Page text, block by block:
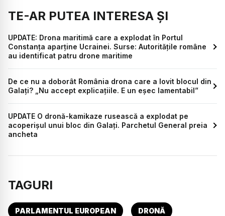
TE-AR PUTEA INTERESA ȘI
UPDATE: Drona maritimă care a explodat în Portul
Constanța aparține Ucrainei. Surse: Autoritățile române
au identificat patru drone maritime
De ce nu a doborât România drona care a lovit blocul din
Galați? „Nu accept explicațiile. E un eșec lamentabil”
UPDATE O dronă-kamikaze rusească a explodat pe
acoperișul unui bloc din Galați. Parchetul General preia
ancheta
TAGURI
PARLAMENTUL EUROPEAN DRONĂ